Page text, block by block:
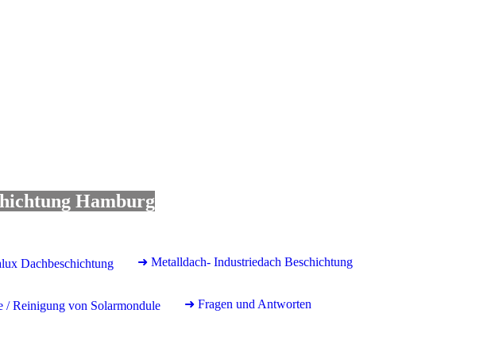
Hamburg
Dachbeschichtung ➜ Metalldach- Industriedach Beschichtung
Reinigung von Solarmondule ➜ Fragen und Antworten